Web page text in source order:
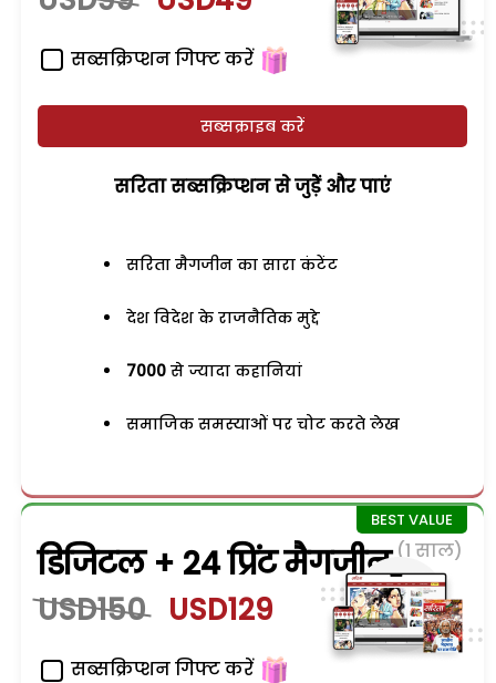
सब्सक्रिप्शन गिफ्ट करें
सब्सक्राइब करें
सरिता सब्सक्रिप्शन से जुड़ेें और पाएं
सरिता मैगजीन का सारा कंटेंट
देश विदेश के राजनैतिक मुद्दे
7000 से ज्यादा कहानियां
समाजिक समस्याओं पर चोट करते लेख
डिजिटल + 24 प्रिंट मैगजीन (1 साल)
USD150 USD129
सब्सक्रिप्शन गिफ्ट करें